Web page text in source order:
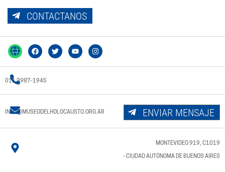
CONTACTANOS
011 3987-1945
INFO@MUSEODELHOLOCAUSTO.ORG.AR ENVIAR MENSAJE
MONTEVIDEO 919, C1019
- CIUDAD AUTÓNOMA DE BUENOS AIRES